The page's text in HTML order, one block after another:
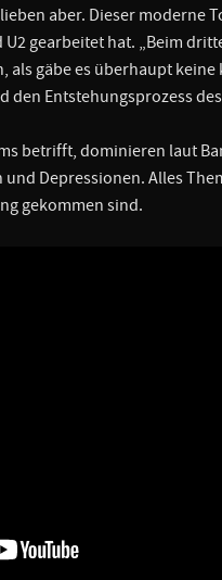
aber. Dieser moderne
gearbeitet hat. „Beim
als gäbe es überhaupt
den Entstehungsprozess
betrifft, dominieren laut
Depressionen. Alles
gekommen sind.